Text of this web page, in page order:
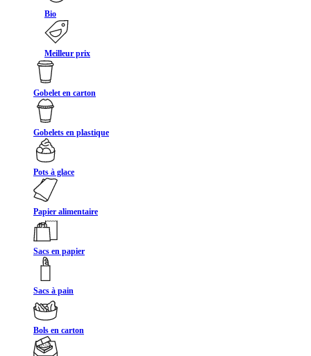
Bio
Meilleur prix
Gobelet en carton
Gobelets en plastique
Pots à glace
Papier alimentaire
Sacs en papier
Sacs à pain
Bols en carton